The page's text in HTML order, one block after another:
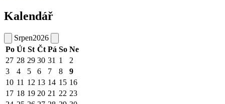
Kalendář
Srpen2026
Po Út St Čt Pá So Ne
27 28 29 30 31 1
2
3
4 5 6 7 8
9
10 11 12 13 14 15 16
17 18 19 20 21 22 23